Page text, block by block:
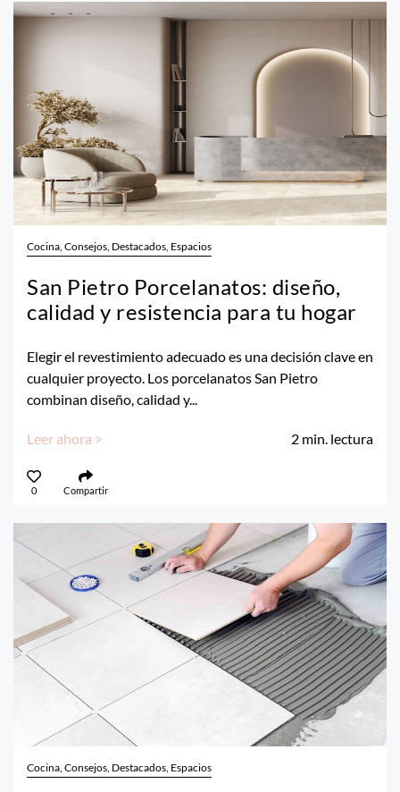
Cocina, Consejos, Destacados, Espacios
San Pietro Porcelanatos: diseño,
calidad y resistencia para tu hogar
Elegir el revestimiento adecuado es una decisión clave en
cualquier proyecto. Los porcelanatos San Pietro
combinan diseño, calidad y...
Leer ahora > 2 min. lectura
0 Compartir
Cocina, Consejos, Destacados, Espacios